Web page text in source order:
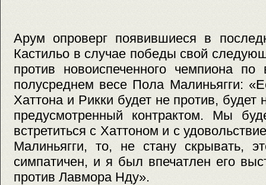
Арум опроверг появившиеся в
Кастильо в случае победы свой
против новоиспеченного чемпиона
полусреднем весе Пола Малиньягги:
Хаттона и Рикки будет не против, будет
предусмотренный контрактом. Мы
встретиться с Хаттоном и с
Малиньягги, то, не стану скрывать,
симпатичен, и я был впечатлен его
против Лавмора Нду».